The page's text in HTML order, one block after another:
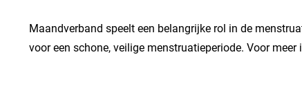
Maandverband speelt een belangrijke rol in de
voor een schone, veilige menstruatieperiode. Voor